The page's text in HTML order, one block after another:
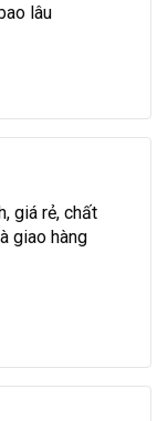
lâu
giá rẻ, chất
giao hàng